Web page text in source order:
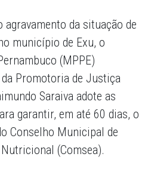
da situação de
município de Exu, o
(MPPE)
Promotoria de Justiça
Saraiva adote as
garantir, em até 60 dias, o
Conselho Municipal de
(Comsea).